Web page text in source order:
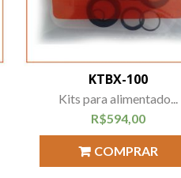
KTBX-100
Kits para alimentado...
R$594,00
COMPRAR